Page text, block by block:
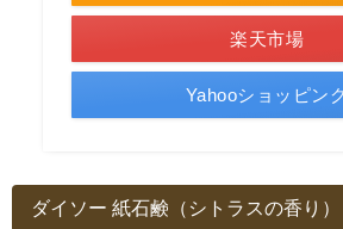
楽天市場
Yahooショッピン
ダイソー 紙石鹸（シトラスの香り）